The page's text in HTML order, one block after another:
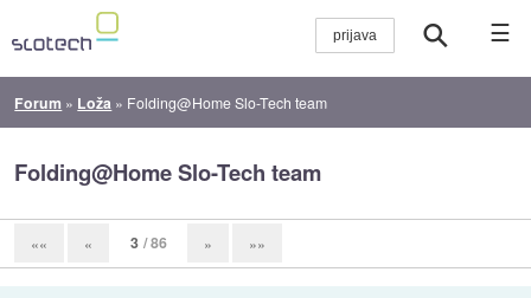
☰
Forum » Loža » Folding@Home Slo-Tech team
Folding@Home Slo-Tech team
«« « 3 / 86 » »»